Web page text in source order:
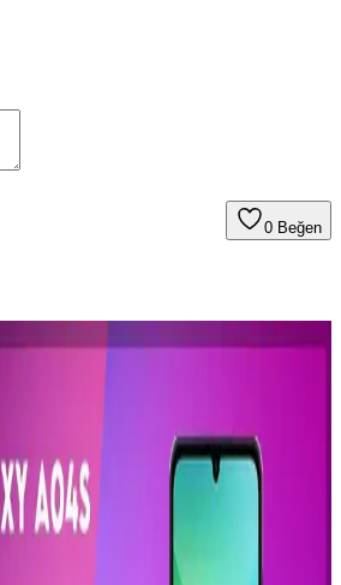
0 Beğen
Seçenekleri ve Güncel
ve oyun deneyimini artırırken,
ihtiyaçlarına göre seçim yapmayı
ve trendler hakkında bilgi edin.
Akıllı Cihazlar ve En Son